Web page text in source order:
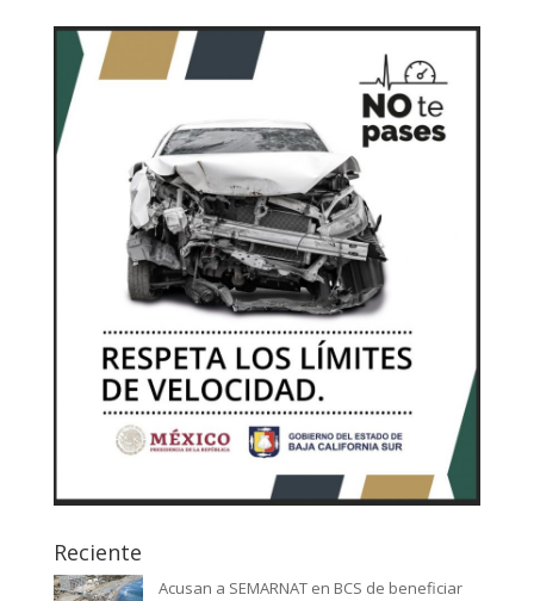
Reciente
Acusan a SEMARNAT en BCS de beneficiar